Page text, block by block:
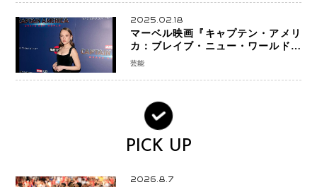
2025.02.18
マーベル映画『キャプテン・アメリ
カ：ブレイブ・ニュー・ワールド』
新ブラック・ウィドウ役のシラ・ハー
芸能
PICK UP
2026.8.7